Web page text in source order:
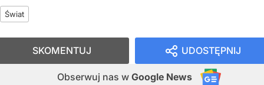
Świat
UDOSTĘPNIJ
Obserwuj nas w Google News
SKOMENTUJ